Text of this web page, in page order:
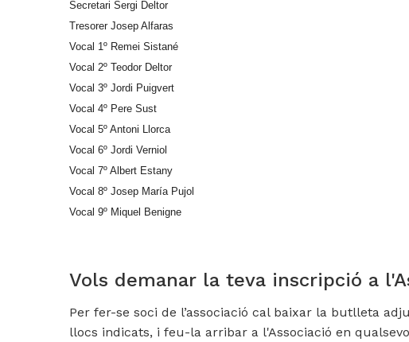
Secretari Sergi Deltor
Tresorer Josep Alfaras
Vocal 1º Remei Sistané
Vocal 2º Teodor Deltor
Vocal 3º Jordi Puigvert
Vocal 4º Pere Sust
Vocal 5º Antoni Llorca
Vocal 6º Jordi Verniol
Vocal 7º Albert Estany
Vocal 8º Josep María Pujol
Vocal 9º Miquel Benigne
Vols demanar la teva inscripció a
Per fer-se soci de l’associació cal baixar la butlleta
llocs indicats, i feu-la arribar a l'Associació en